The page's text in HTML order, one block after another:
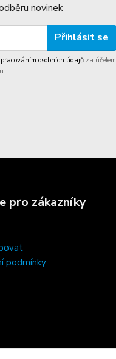
novinek
Přihlásit se
osobních údajů za účelem
pro zákazníky
podmínky